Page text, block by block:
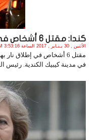
كندا: مقتل 6 أشخاص في هجوم مسلح على ...
الأثنين , 30 يـنـاير , 2017 الساعة 3:53:16 PM
مقتل 6 أشخاص في إطلاق
في مدينة كيبيك الكندية. رئيس